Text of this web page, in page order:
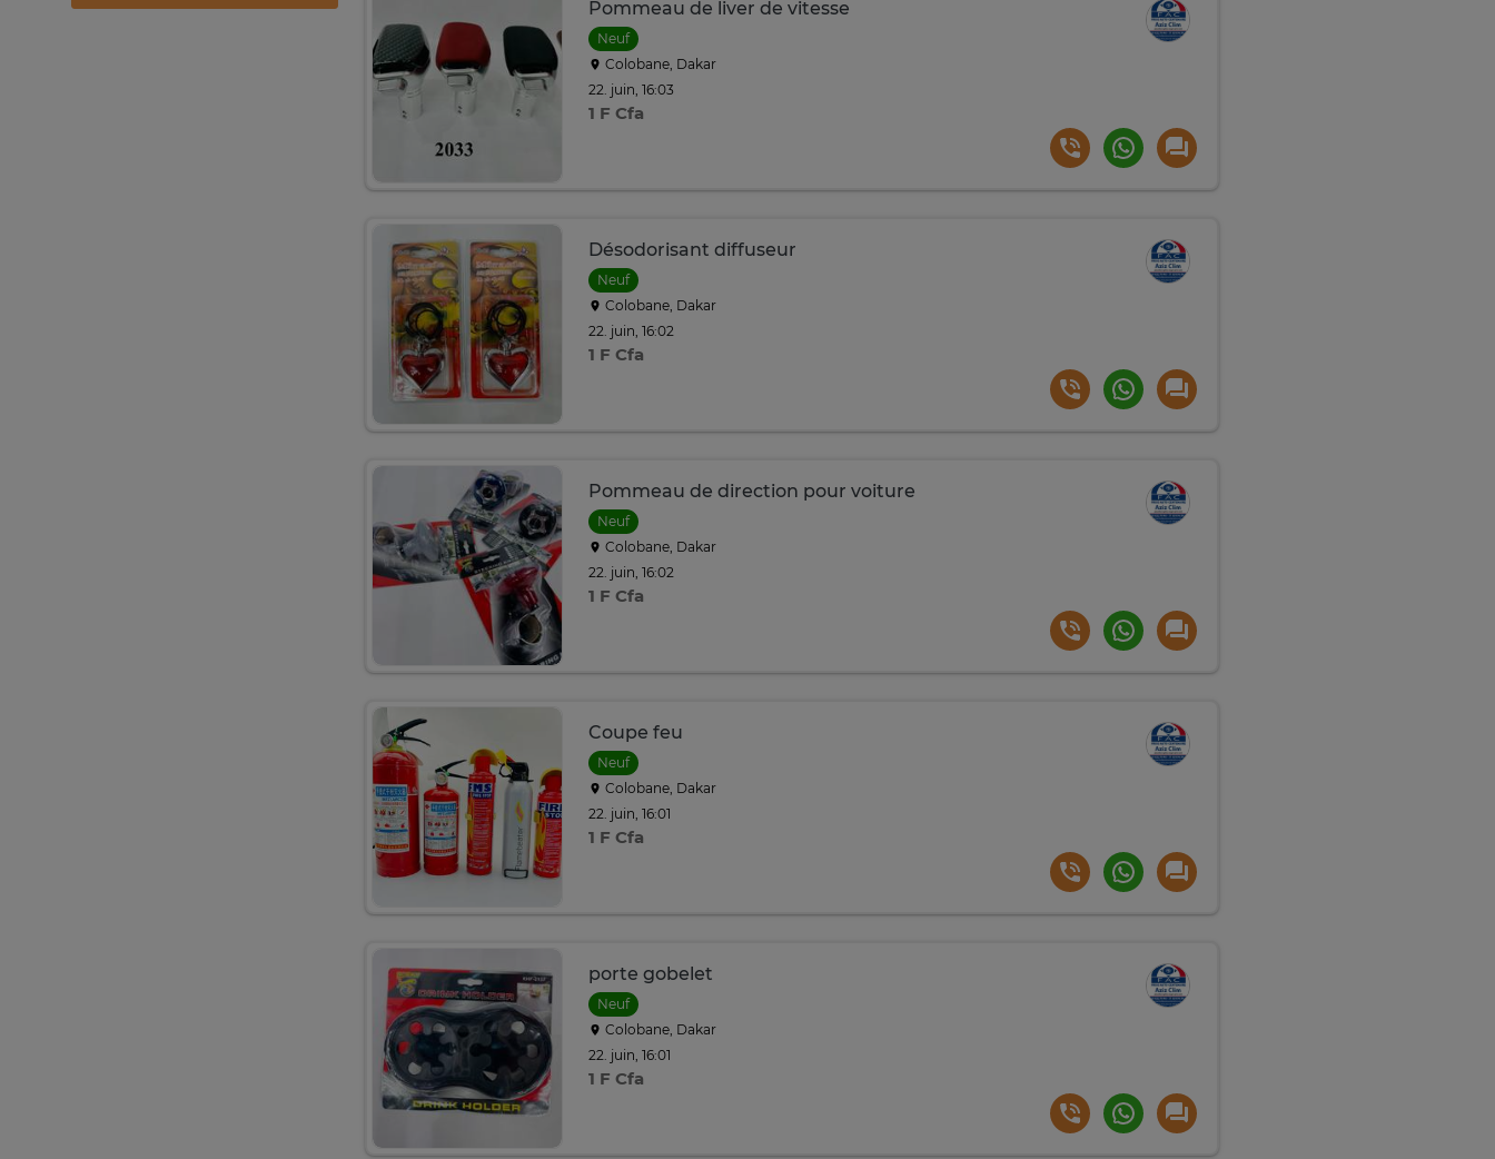
Pommeau de liver de vitesse
Neuf
Colobane, Dakar
22. juin, 16:03
1 F Cfa
Désodorisant diffuseur
Neuf
Colobane, Dakar
22. juin, 16:02
1 F Cfa
Pommeau de direction pour voiture
Neuf
Colobane, Dakar
22. juin, 16:02
1 F Cfa
Coupe feu
Neuf
Colobane, Dakar
22. juin, 16:01
1 F Cfa
porte gobelet
Neuf
Colobane, Dakar
22. juin, 16:01
1 F Cfa